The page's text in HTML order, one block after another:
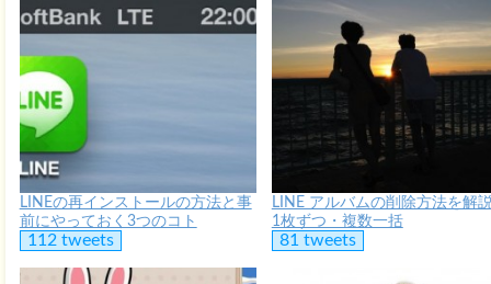
LINEの再インストールの方法と事
前にやっておく3つのコト
112 tweets
LINE アルバムの削除方法を解
1枚ずつ・複数一括
81 tweets